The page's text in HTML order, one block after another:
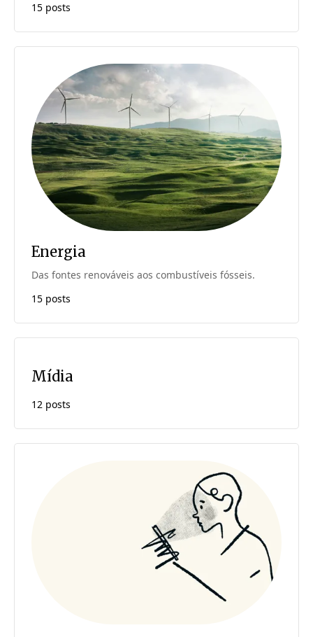
15 posts
Energia
Das fontes renováveis aos combustíveis fósseis.
15 posts
Mídia
12 posts